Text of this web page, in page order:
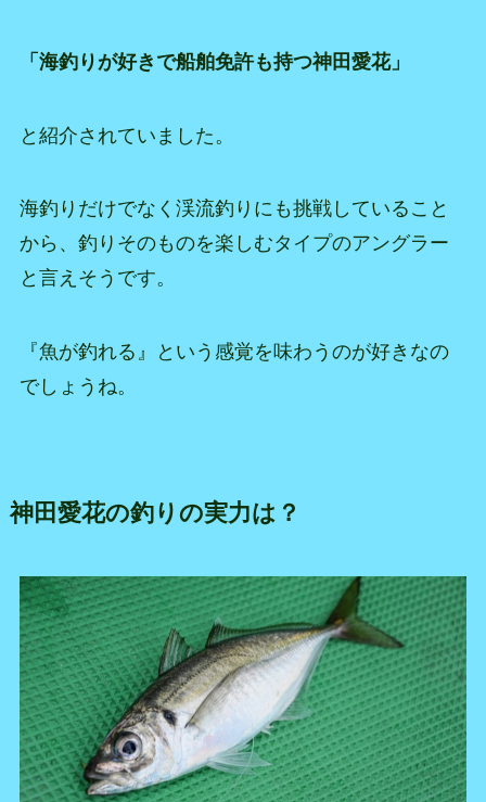
「海釣りが好きで船舶免許も持つ神田愛花」
と紹介されていました。
海釣りだけでなく渓流釣りにも挑戦していること
から、釣りそのものを楽しむタイプのアングラー
と言えそうです。
『魚が釣れる』という感覚を味わうのが好きなの
でしょうね。
神田愛花の釣りの実力は？